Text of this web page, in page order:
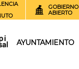
GOBIERNO
ABIERTO
AYUNTAMIENTO